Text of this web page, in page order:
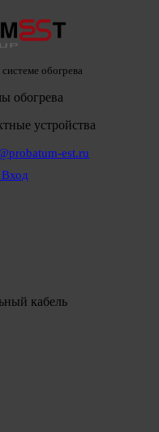
обогрева
обогрева
устройства
est.ru
Вход
кабель